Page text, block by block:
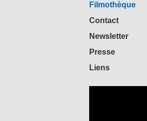
Filmothèque
Contact
Newsletter
Presse
Liens